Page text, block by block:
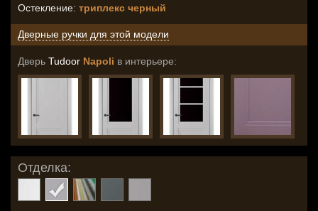
Остекление: триплекс черный
Дверные ручки для этой модели
Дверь Tudoor Napoli в интерьере:
Отделка: